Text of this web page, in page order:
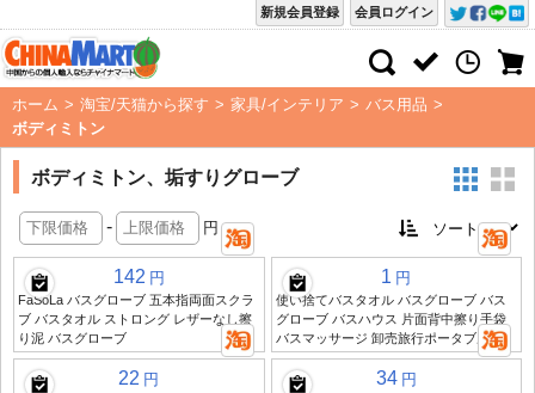
会員ログイン
新規会員登録
ホーム > 淘宝/天猫から探す > 家具/インテリア > バス用品 >
ボディミトン
ボディミトン、垢すりグローブ
- 円
142 円
FaSoLa バスグローブ 五本指両面スクラ
ブ バスタオル ストロング レザーなし擦
り泥 バスグローブ
1 円
使い捨てバスタオル バスグローブ バス
グローブ バスハウス 片面背中擦り手袋
バスマッサージ 卸売旅行ポータブル
22 円 34 円